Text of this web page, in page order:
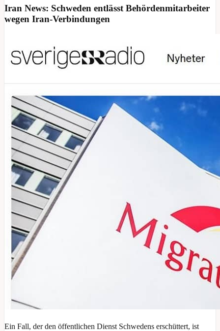
Iran News: Schweden entlässt Behördenmitarbeiter
wegen Iran-Verbindungen
Ein Fall, der den öffentlichen Dienst Schwedens erschüttert, ist